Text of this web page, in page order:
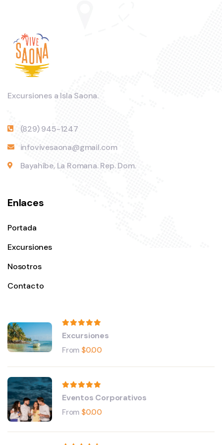
Excursiones a Isla Saona.
(829) 945-1247
infovivesaona@gmail.com
Bayahíbe, La Romana. Rep. Dom.
Enlaces
Portada
Excursiones
Nosotros
Contacto
Excursiones
From $0.00
Eventos Corporativos
From $0.00